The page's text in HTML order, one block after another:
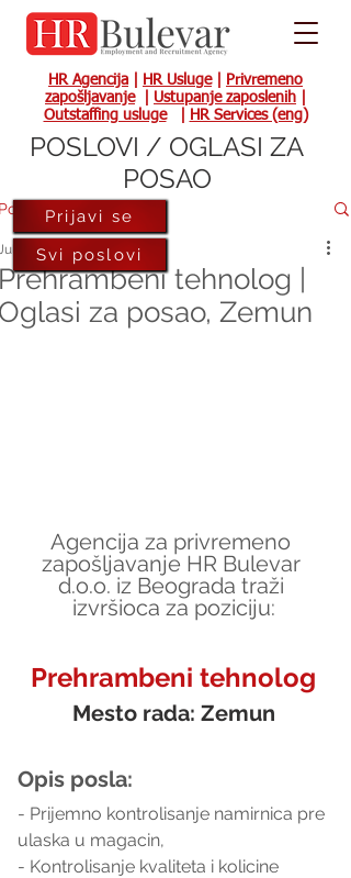
HR Agencija HR Usluge|
Privremeno
zapošljavanje| Ustupanje zaposlenih
Outstaffing usluge| HR Services (eng)
tehnolog |
za posao, Zemun
6, 2022
Agencija za privremeno
zapošljavanje HR Bulevar
d.o.o. iz Beograda traži
izvršioca za poziciju:
Prehrambeni tehnolog
Mesto rada: Zemun
Opis posla:
- Prijemno kontrolisanje namirnica pre
ulaska u magacin,
- Kontrolisanje kvaliteta i kolicine
Prijavi se
Svi poslovi
POSLOVI / OGLASI ZA
POSAO